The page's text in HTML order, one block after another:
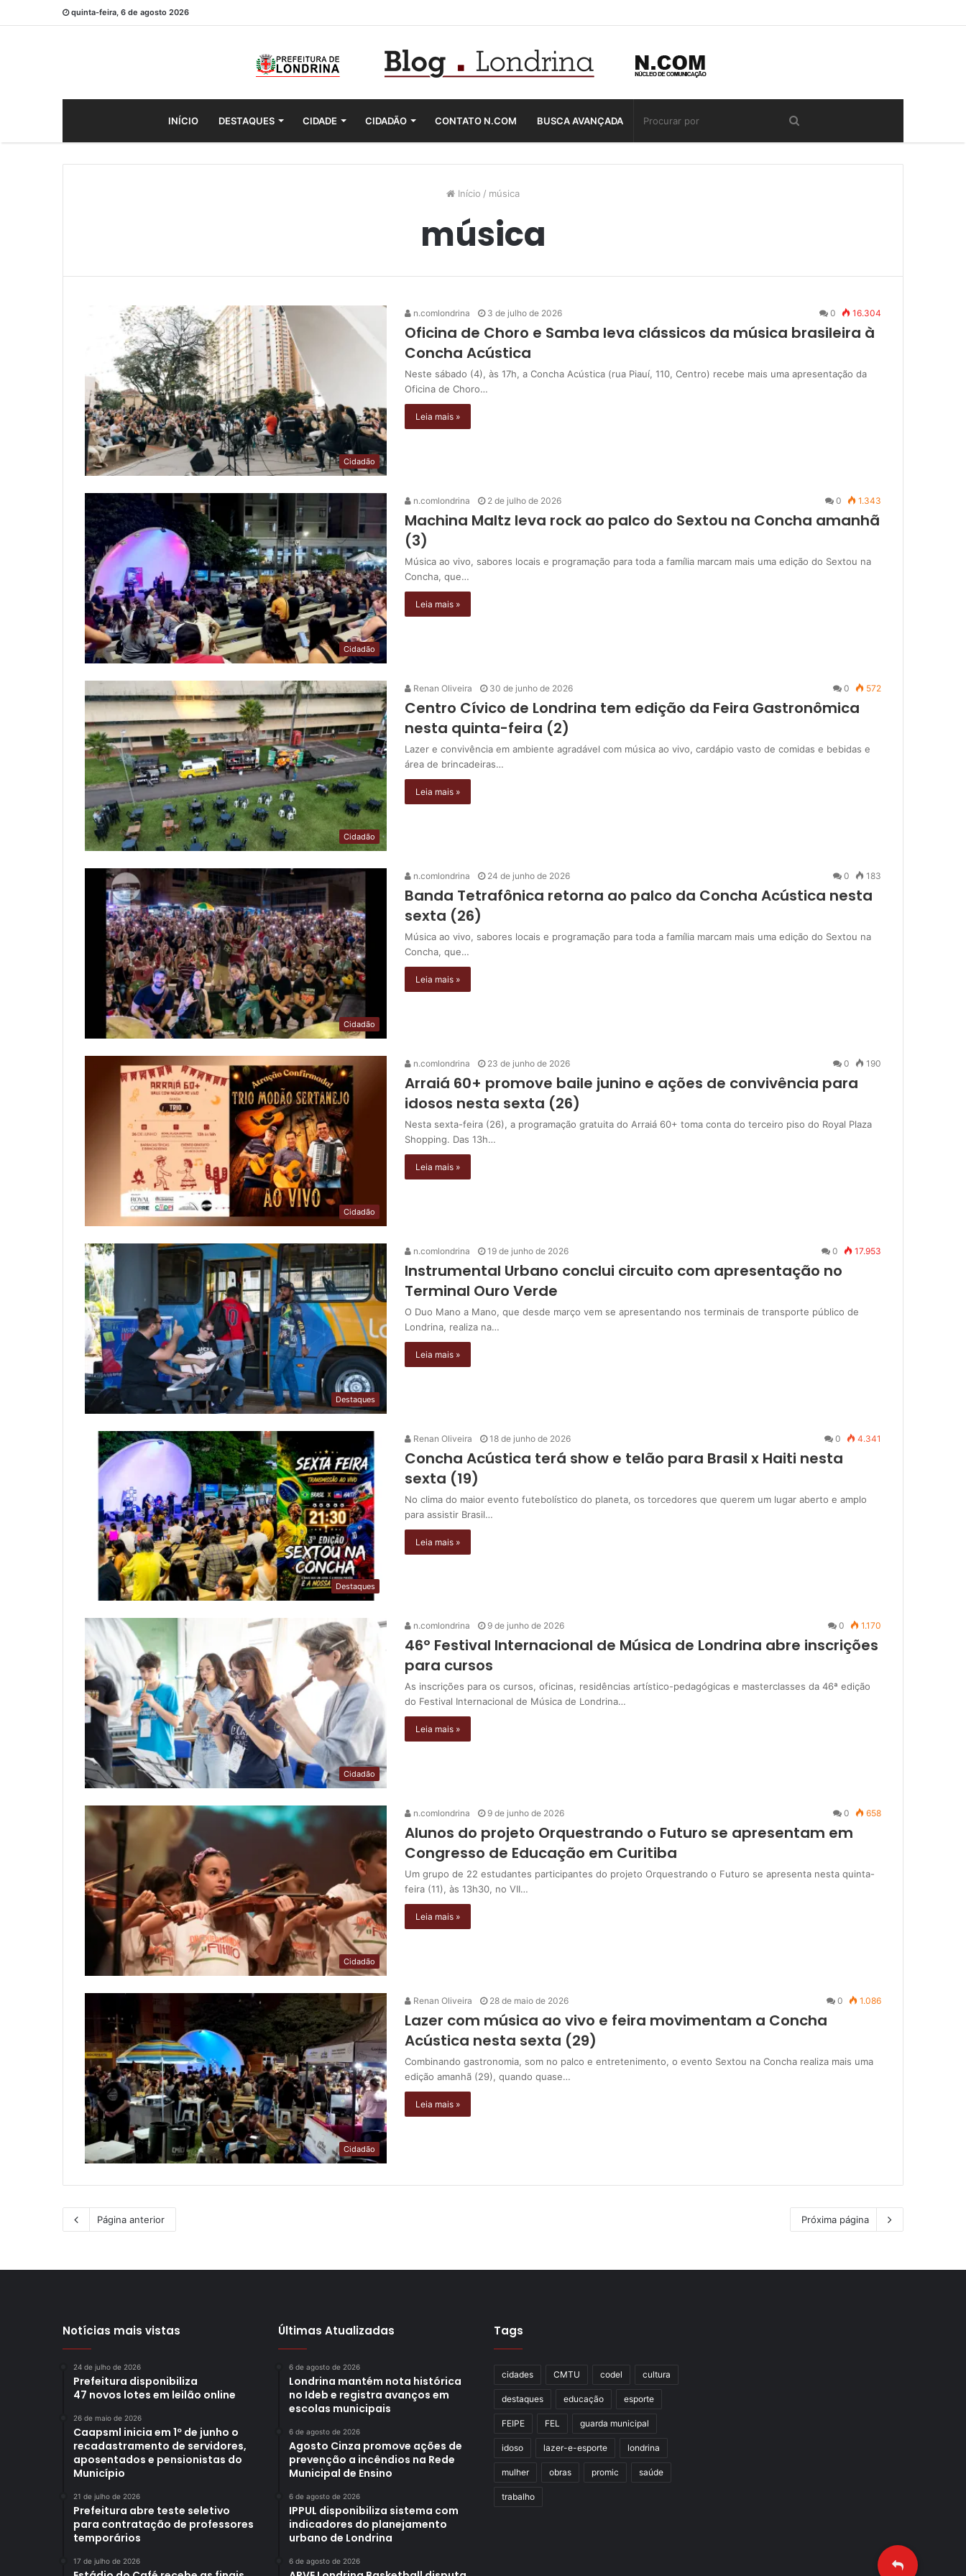
quinta-feira, 6 de agosto 2026
INÍCIO DESTAQUES CIDADE CIDADÃO CONTATO N.COM BUSCA AVANÇADA
Início / música
música
Cidadão
n.comlondrina 3 de julho de 2026 0 16.304
Oficina de Choro e Samba leva clássicos da música brasileira à
Concha Acústica
Neste sábado (4), às 17h, a Concha Acústica (rua Piauí, 110, Centro) recebe mais uma apresentação da
Oficina de Choro…
Leia mais »
Cidadão
n.comlondrina 2 de julho de 2026 0 1.343
Machina Maltz leva rock ao palco do Sextou na Concha amanhã
(3)
Música ao vivo, sabores locais e programação para toda a família marcam mais uma edição do Sextou na
Concha, que…
Leia mais »
Cidadão
Renan Oliveira 30 de junho de 2026 0 572
Centro Cívico de Londrina tem edição da Feira Gastronômica
nesta quinta-feira (2)
Lazer e convivência em ambiente agradável com música ao vivo, cardápio vasto de comidas e bebidas e
área de brincadeiras…
Leia mais »
Cidadão
n.comlondrina 24 de junho de 2026 0 183
Banda Tetrafônica retorna ao palco da Concha Acústica nesta
sexta (26)
Música ao vivo, sabores locais e programação para toda a família marcam mais uma edição do Sextou na
Concha, que…
Leia mais »
Cidadão
n.comlondrina 23 de junho de 2026 0 190
Arraiá 60+ promove baile junino e ações de convivência para
idosos nesta sexta (26)
Nesta sexta-feira (26), a programação gratuita do Arraiá 60+ toma conta do terceiro piso do Royal Plaza
Shopping. Das 13h…
Leia mais »
Destaques
n.comlondrina 19 de junho de 2026 0 17.953
Instrumental Urbano conclui circuito com apresentação no
Terminal Ouro Verde
O Duo Mano a Mano, que desde março vem se apresentando nos terminais de transporte público de
Londrina, realiza na…
Leia mais »
Destaques
Renan Oliveira 18 de junho de 2026 0 4.341
Concha Acústica terá show e telão para Brasil x Haiti nesta
sexta (19)
No clima do maior evento futebolístico do planeta, os torcedores que querem um lugar aberto e amplo
para assistir Brasil…
Leia mais »
Cidadão
n.comlondrina 9 de junho de 2026 0 1.170
46º Festival Internacional de Música de Londrina abre inscrições
para cursos
As inscrições para os cursos, oficinas, residências artístico-pedagógicas e masterclasses da 46ª edição
do Festival Internacional de Música de Londrina…
Leia mais »
Cidadão
n.comlondrina 9 de junho de 2026 0 658
Alunos do projeto Orquestrando o Futuro se apresentam em
Congresso de Educação em Curitiba
Um grupo de 22 estudantes participantes do projeto Orquestrando o Futuro se apresenta nesta quinta-
feira (11), às 13h30, no VII…
Leia mais »
Cidadão
Renan Oliveira 28 de maio de 2026 0 1.086
Lazer com música ao vivo e feira movimentam a Concha
Acústica nesta sexta (29)
Combinando gastronomia, som no palco e entretenimento, o evento Sextou na Concha realiza mais uma
edição amanhã (29), quando quase…
Leia mais »
Página anterior Próxima página
Notícias mais vistas
24 de julho de 2026
Prefeitura disponibiliza
47 novos lotes em leilão online
26 de maio de 2026
Caapsml inicia em 1º de junho o
recadastramento de servidores,
aposentados e pensionistas do
Município
21 de julho de 2026
Prefeitura abre teste seletivo
para contratação de professores
temporários
17 de julho de 2026
Últimas Atualizadas
6 de agosto de 2026
Londrina mantém nota histórica
no Ideb e registra avanços em
escolas municipais
6 de agosto de 2026
Agosto Cinza promove ações de
prevenção a incêndios na Rede
Municipal de Ensino
6 de agosto de 2026
IPPUL disponibiliza sistema com
indicadores do planejamento
urbano de Londrina
6 de agosto de 2026
Tags
cidades CMTU codel cultura
destaques educação esporte
FEIPE FEL guarda municipal
idoso lazer-e-esporte londrina
mulher obras promic saúde
trabalho